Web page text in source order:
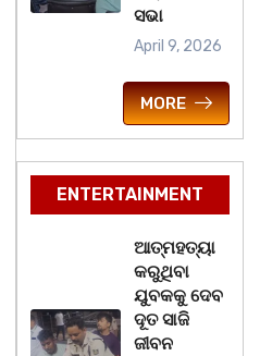
ସଭା
April 9, 2026
MORE
ENTERTAINMENT
ଆତ୍ମହତ୍ୟା
କରୁଥିବା
ଯୁବକକୁ ଦେବ
ଦୂତ ସାଜି
ଜୀବନ